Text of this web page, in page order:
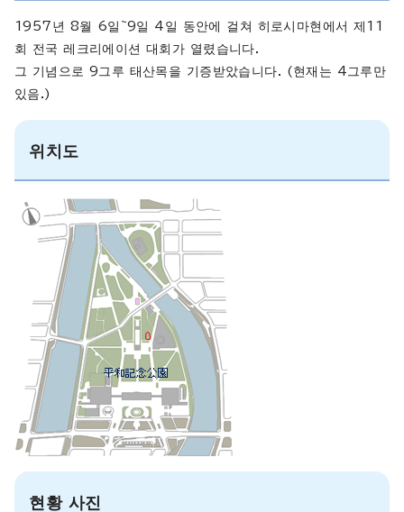
1957년 8월 6일~9일 4일 동안에 걸쳐 히로시마현에서 제11
회 전국 레크리에이션 대회가 열렸습니다.
그 기념으로 9그루 태산목을 기증받았습니다. (현재는 4그루만
있음.)
위치도
현황 사진